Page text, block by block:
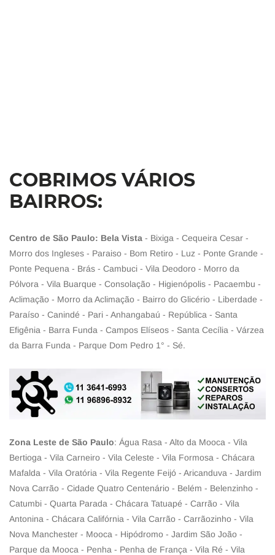
COBRIMOS VÁRIOS
BAIRROS:
Centro de São Paulo: Bela Vista - Bixiga - Cequeira Cesar -
Morro dos Ingleses - Paraiso - Bom Retiro - Luz - Ponte Grande -
Ponte Pequena - Brás - Cambuci - Vila Deodoro - Morro da
Pólvora - Vila Buarque - Consolação - Higienópolis - Pacaembu -
Aclimação - Morro da Aclimação - Bairro do Glicério - Liberdade -
Paraíso - Canindé - Pari - Anhangabaú - República - Santa
Efigênia - Barra Funda - Campos Elíseos - Santa Cecília - Várzea
da Barra Funda - Parque Dom Pedro 1° - Sé.
Zona Leste de São Paulo: Água Rasa - Alto da Mooca - Vila
Bertioga - Vila Carneiro - Vila Celeste - Vila Formosa - Chácara
Mafalda - Vila Oratória - Vila Regente Feijó - Aricanduva - Jardim
Nova Carrão - Cidade Quatro Centenário - Belém - Belenzinho -
Catumbi - Quarta Parada - Chácara Tatuapé - Carrão - Vila
Antonina - Chácara Califórnia - Vila Carrão - Carrãozinho - Vila
Nova Manchester - Mooca - Hipódromo - Jardim São João -
Parque da Mooca - Penha - Penha de França - Vila Ré - Vila